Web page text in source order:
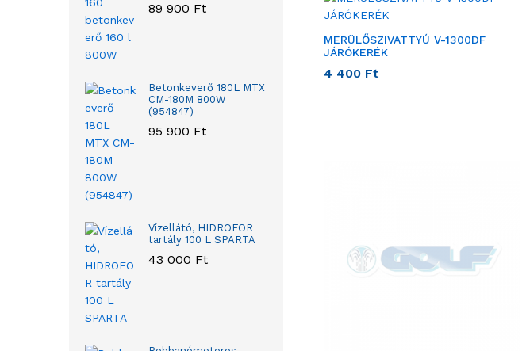
MERÜLŐSZIVATTYÚ V-1300DF
JÁRÓKERÉK
4 400 Ft
89 900 Ft
Betonkeverő 180L MTX
CM-180M 800W
(954847)
95 900 Ft
Vízellátó, HIDROFOR
tartály 100 L SPARTA
43 000 Ft